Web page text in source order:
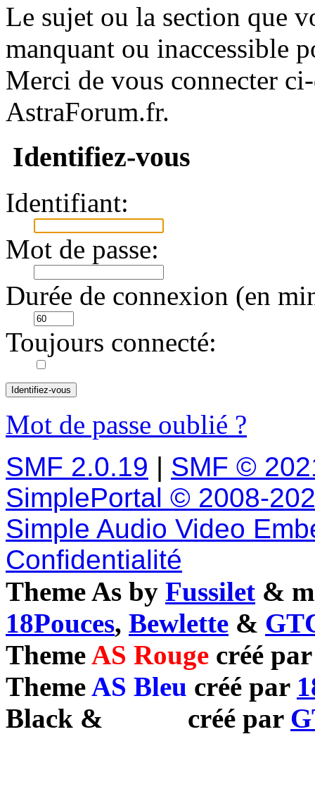
Le sujet ou la section que
manquant ou inaccessible
Merci de vous connecter
AstraForum.fr.
Identifiez-vous
Identifiant:
Mot de passe:
Durée de connexion (en
Toujours connecté:
Mot de passe oublié ?
SMF 2.0.19 | SMF ©
SimplePortal © 2008-
Simple Audio Video
Confidentialité
Theme As by Fussilet &
18Pouces, Bewlette &
ThemeAS Rouge créé
ThemeAS Bleu créé par
Black & créé par